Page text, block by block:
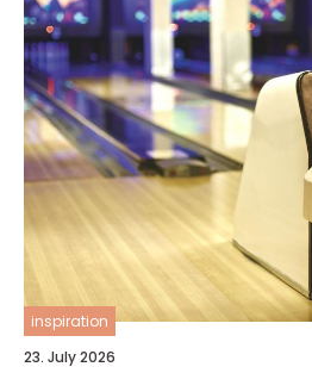
inspiration
23. July 2026